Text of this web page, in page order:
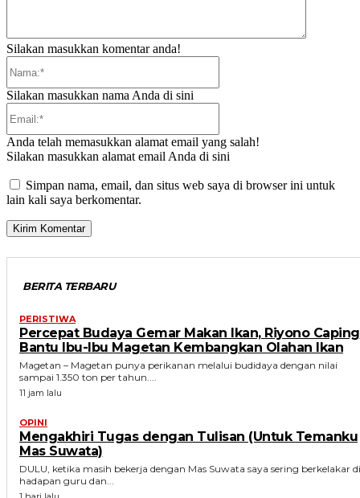
Silakan masukkan komentar anda!
Silakan masukkan nama Anda di sini
Anda telah memasukkan alamat email yang salah!
Silakan masukkan alamat email Anda di sini
Simpan nama, email, dan situs web saya di browser ini untuk
lain kali saya berkomentar.
BERITA TERBARU
PERISTIWA
Percepat Budaya Gemar Makan Ikan, Riyono Caping
Bantu Ibu-Ibu Magetan Kembangkan Olahan Ikan
Magetan – Magetan punya perikanan melalui budidaya dengan nilai
sampai 1.350 ton per tahun....
11 jam lalu
OPINI
Mengakhiri Tugas dengan Tulisan (Untuk Temanku
Mas Suwata)
DULU, ketika masih bekerja dengan Mas Suwata saya sering berkelakar di
hadapan guru dan...